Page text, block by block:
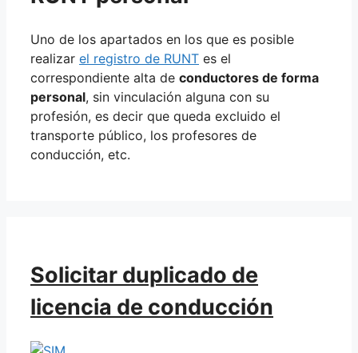
Uno de los apartados en los que es posible
realizar el registro de RUNT es el
correspondiente alta de conductores de forma
personal, sin vinculación alguna con su
profesión, es decir que queda excluido el
transporte público, los profesores de
conducción, etc.
Solicitar duplicado de
licencia de conducción